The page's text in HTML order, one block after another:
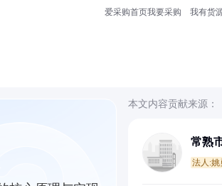
爱采购首页我要采购 我有货
本文内容贡献来源：
常熟
法人:姚